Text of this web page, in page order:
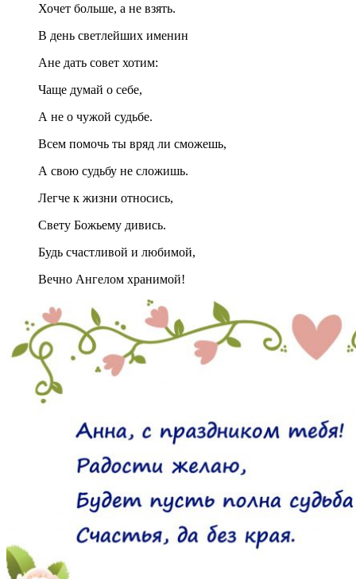
Хочет больше, а не взять.
В день светлейших именин
Ане дать совет хотим:
Чаще думай о себе,
А не о чужой судьбе.
Всем помочь ты вряд ли сможешь,
А свою судьбу не сложишь.
Легче к жизни относись,
Свету Божьему дивись.
Будь счастливой и любимой,
Вечно Ангелом хранимой!